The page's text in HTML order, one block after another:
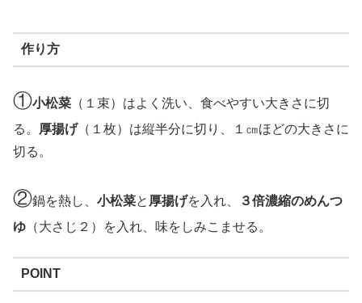
作り方
①小松菜 （１束）はよく洗い、食べやすい大きさに切
る。
厚揚げ（１枚）は縦半分に切り、１㎝ほどの大きさに
切る。
②鍋を熱し、 小松菜と 厚揚げを入れ、
３倍濃縮のめんつ
ゆ （大さじ２）を入れ、味をしみこませる。
POINT